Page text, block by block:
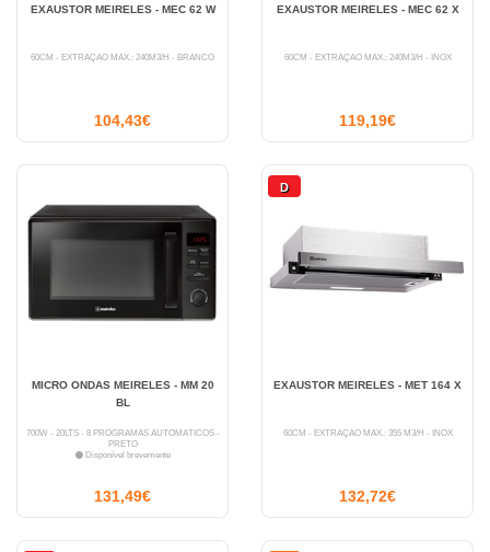
EXAUSTOR MEIRELES - MEC 62 W
60CM - EXTRAÇÃO MÁX.: 240M3/H - BRANCO
104,43€
EXAUSTOR MEIRELES - MEC 62 X
60CM - EXTRAÇÃO MÁX.: 240M3/H - INOX
119,19€
MICRO ONDAS MEIRELES - MM 20
BL
700W - 20LTS - 8 PROGRAMAS AUTOMÁTICOS -
PRETO
Disponível brevemente
131,49€
D
EXAUSTOR MEIRELES - MET 164 X
60CM - EXTRAÇÃO MÁX.: 355 M3/H - INOX
132,72€